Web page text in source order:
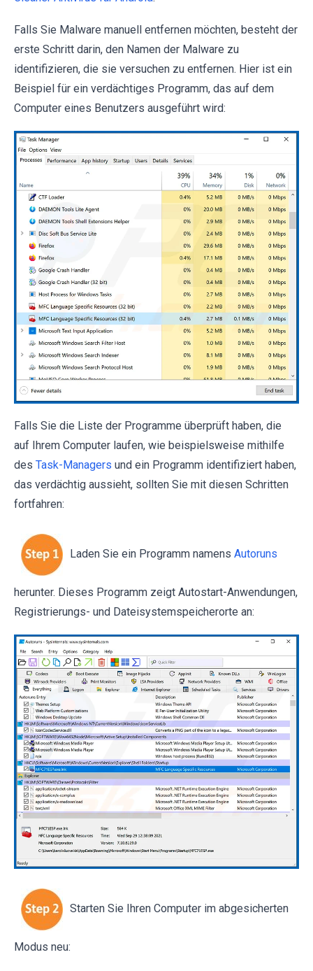
Falls Sie Malware manuell entfernen möchten, besteht der
erste Schritt darin, den Namen der Malware zu
identifizieren, die sie versuchen zu entfernen. Hier ist ein
Beispiel für ein verdächtiges Programm, das auf dem
Computer eines Benutzers ausgeführt wird:
Falls Sie die Liste der Programme überprüft haben, die
auf Ihrem Computer laufen, wie beispielsweise mithilfe
des Task-Managers und ein Programm identifiziert haben,
das verdächtig aussieht, sollten Sie mit diesen Schritten
fortfahren:
Laden Sie ein Programm namens Autoruns
herunter. Dieses Programm zeigt Autostart-Anwendungen,
Registrierungs- und Dateisystemspeicherorte an:
Starten Sie Ihren Computer im abgesicherten
Modus neu: